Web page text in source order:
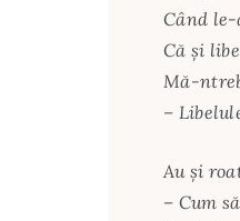
Când
Că şi
Mă-
–
Au şi
– Cum